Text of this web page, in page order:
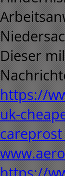
Dieser
https://
uk-